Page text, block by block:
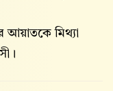
আয়াতকে মিথ্যা